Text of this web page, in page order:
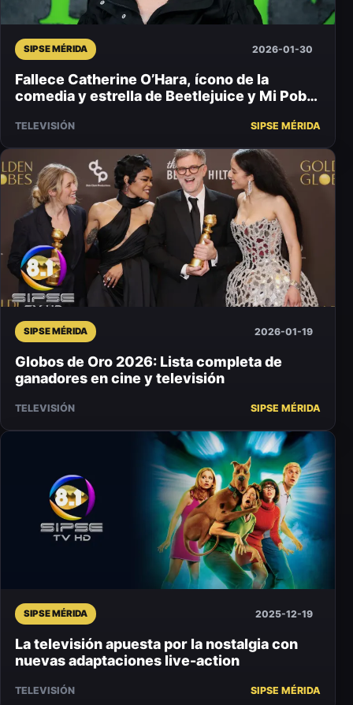
SIPSE MÉRIDA 2026-01-30
Fallece Catherine O’Hara, ícono de la
comedia y estrella de Beetlejuice y Mi Pobre
TELEVISIÓN SIPSE MÉRIDA
SIPSE MÉRIDA 2026-01-19
Globos de Oro 2026: Lista completa de
ganadores en cine y televisión
TELEVISIÓN SIPSE MÉRIDA
SIPSE MÉRIDA 2025-12-19
La televisión apuesta por la nostalgia con
nuevas adaptaciones live-action
TELEVISIÓN SIPSE MÉRIDA